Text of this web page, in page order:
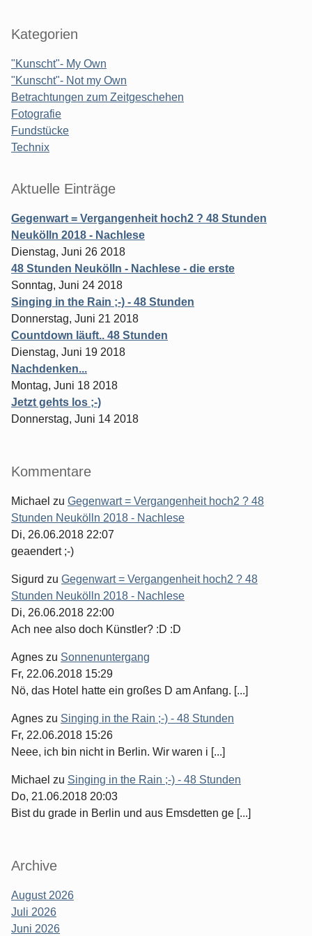
Kategorien
"Kunscht"- My Own
"Kunscht"- Not my Own
Betrachtungen zum Zeitgeschehen
Fotografie
Fundstücke
Technix
Aktuelle Einträge
Gegenwart = Vergangenheit hoch2 ? 48 Stunden
Neukölln 2018 - Nachlese
Dienstag, Juni 26 2018
48 Stunden Neukölln - Nachlese - die erste
Sonntag, Juni 24 2018
Singing in the Rain ;-) - 48 Stunden
Donnerstag, Juni 21 2018
Countdown läuft.. 48 Stunden
Dienstag, Juni 19 2018
Nachdenken...
Montag, Juni 18 2018
Jetzt gehts los ;-)
Donnerstag, Juni 14 2018
Kommentare
Michael zu Gegenwart = Vergangenheit hoch2 ? 48
Stunden Neukölln 2018 - Nachlese
Di, 26.06.2018 22:07
geaendert ;-)
Sigurd zu Gegenwart = Vergangenheit hoch2 ? 48
Stunden Neukölln 2018 - Nachlese
Di, 26.06.2018 22:00
Ach nee also doch Künstler? :D :D
Agnes zu Sonnenuntergang
Fr, 22.06.2018 15:29
Nö, das Hotel hatte ein großes D am Anfang. [...]
Agnes zu Singing in the Rain ;-) - 48 Stunden
Fr, 22.06.2018 15:26
Neee, ich bin nicht in Berlin. Wir waren i [...]
Michael zu Singing in the Rain ;-) - 48 Stunden
Do, 21.06.2018 20:03
Bist du grade in Berlin und aus Emsdetten ge [...]
Archive
August 2026
Juli 2026
Juni 2026